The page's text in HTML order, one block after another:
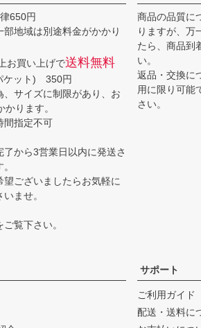
650円
地域は別途料金がかかり
お買い上げで送料無料
ケット) 350円
、サイズに制限があり、お
ります。
間指定不可
了から3営業日以内に発送さ
ございましたらお気軽に
ませ。
ご覧下さい。
商品の品質に
りますが、万
たら、商品到
い。
返品・交換に
用に限り可能
さい。
サポート
ご利用ガイド
配送・送料に